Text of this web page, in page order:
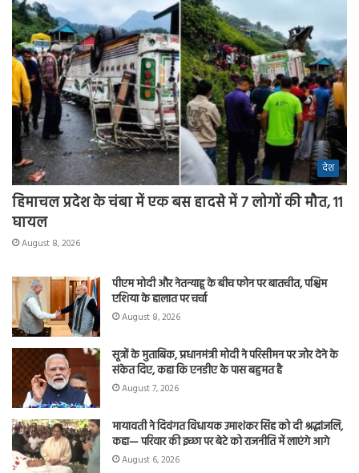
देश
हिमाचल प्रदेश के चंबा में एक बस हादसे में 7 लोगों की मौत, 11
घायल
August 8, 2026
पीएम मोदी और नेतन्याहू के बीच फोन पर बातचीत, पश्चिम
एशिया के हालात पर चर्चा
August 8, 2026
सूत्रों के मुताबिक, प्रधानमंत्री मोदी ने परिसीमन पर जोर देने के
संकेत दिए, कहा कि एनडीए के पास बहुमत है
August 7, 2026
मायावती ने दिवंगत विधायक उमाशंकर सिंह को दी श्रद्धांजलि,
कहा— परिवार की इच्छा पर बेटे को राजनीति में लाएंगे आगे
August 6, 2026